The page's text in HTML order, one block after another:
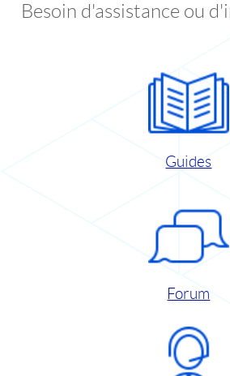
Besoin d'assistance ou
Guides
Forum